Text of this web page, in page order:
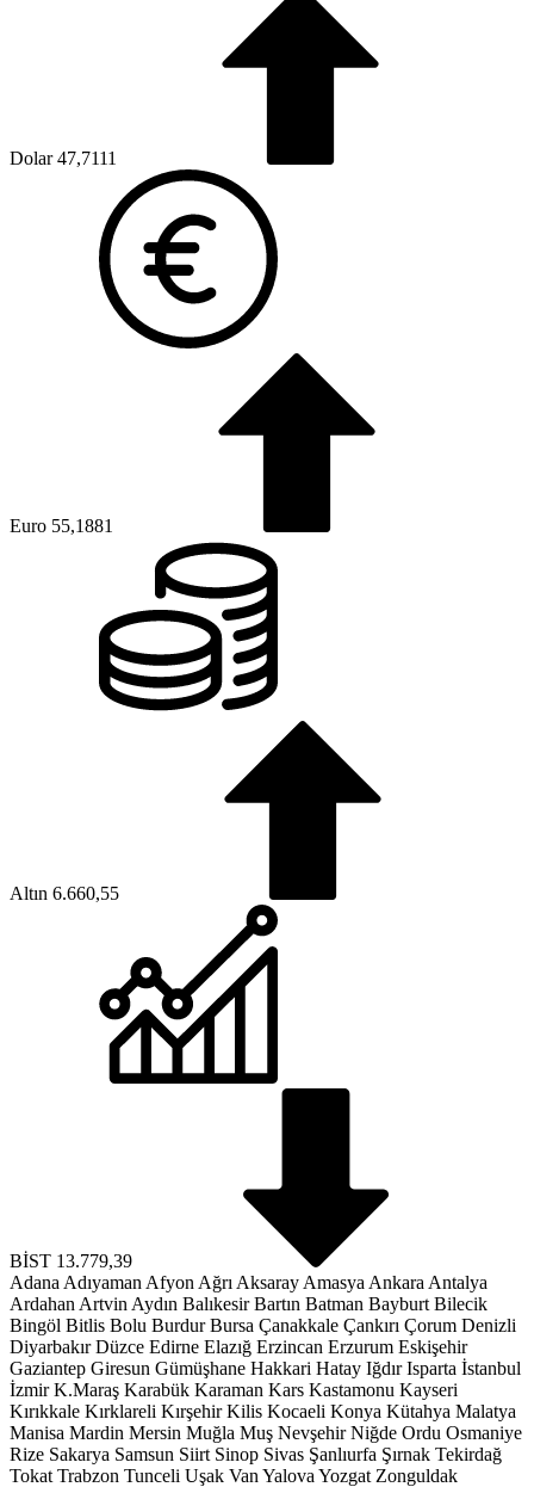
Dolar 47,7111
Euro 55,1881
Altın 6.660,55
BİST 13.779,39
Adana Adıyaman Afyon Ağrı Aksaray Amasya Ankara Antalya
Ardahan Artvin Aydın Balıkesir Bartın Batman Bayburt Bilecik
Bingöl Bitlis Bolu Burdur Bursa Çanakkale Çankırı Çorum Denizli
Diyarbakır Düzce Edirne Elazığ Erzincan Erzurum Eskişehir
Gaziantep Giresun Gümüşhane Hakkari Hatay Iğdır Isparta İstanbul
İzmir K.Maraş Karabük Karaman Kars Kastamonu Kayseri
Kırıkkale Kırklareli Kırşehir Kilis Kocaeli Konya Kütahya Malatya
Manisa Mardin Mersin Muğla Muş Nevşehir Niğde Ordu Osmaniye
Rize Sakarya Samsun Siirt Sinop Sivas Şanlıurfa Şırnak Tekirdağ
Tokat Trabzon Tunceli Uşak Van Yalova Yozgat Zonguldak